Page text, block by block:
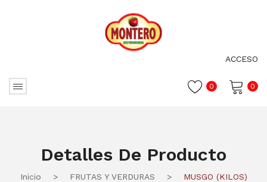
ACCESO
0
0
Detalles De Producto
Inicio > FRUTAS Y VERDURAS > MUSGO (KILOS)